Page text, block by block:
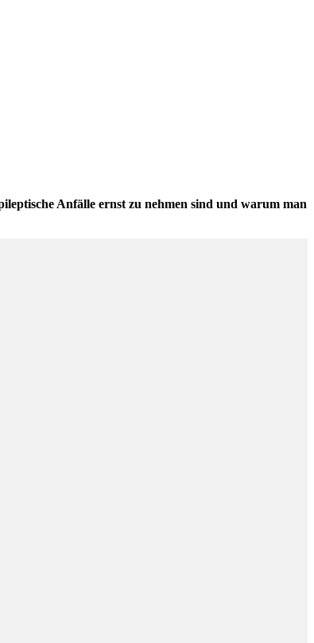
Anfälle ernst zu nehmen sind und warum man